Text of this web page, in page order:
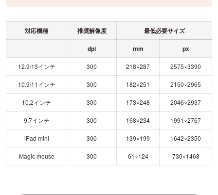
対応機種 推奨解像度 最低必要サイズ
dpi mm px
12.9/13インチ 300 218×287 2575×3390
10.9/11インチ 300 182×251 2150×2965
10.2インチ 300 173×248 2046×2937
9.7インチ 300 168×234 1991×2767
iPad mini 300 139×199 1642×2350
Magic mouse 300 61×124 730×1468